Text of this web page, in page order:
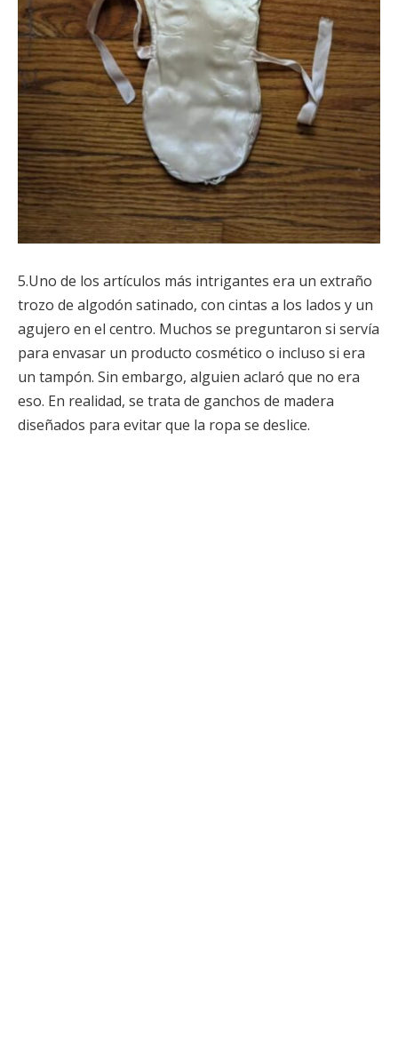
5.Uno de los artículos más intrigantes era un extraño
trozo de algodón satinado, con cintas a los lados y un
agujero en el centro. Muchos se preguntaron si servía
para envasar un producto cosmético o incluso si era
un tampón. Sin embargo, alguien aclaró que no era
eso. En realidad, se trata de ganchos de madera
diseñados para evitar que la ropa se deslice.